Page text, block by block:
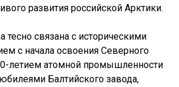
развития российской Арктики.
тесно связана с историческими
с начала освоения Северного
летием атомной промышленности
Балтийского завода,